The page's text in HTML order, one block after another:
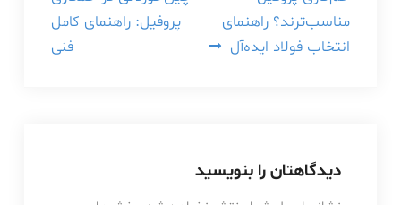
پروفیل: راهنمای کامل
فنی
مناسب‌ترند؟ راهنمای
انتخاب فولاد ایده‌آل
دیدگاهتان را بنویسید